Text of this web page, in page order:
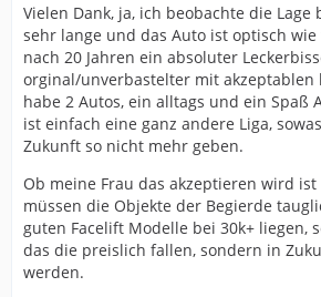
Vielen Dank, ja, ich beobachte die Lage
sehr lange und das Auto ist optisch
nach 20 Jahren ein absoluter
orginal/unverbastelter mit akzeptablen
habe 2 Autos, ein alltags und ein Spaß
ist einfach eine ganz andere Liga,
Zukunft so nicht mehr geben.
Ob meine Frau das akzeptieren wird
müssen die Objekte der Begierde
guten Facelift Modelle bei 30k+ liegen,
das die preislich fallen, sondern in
werden.